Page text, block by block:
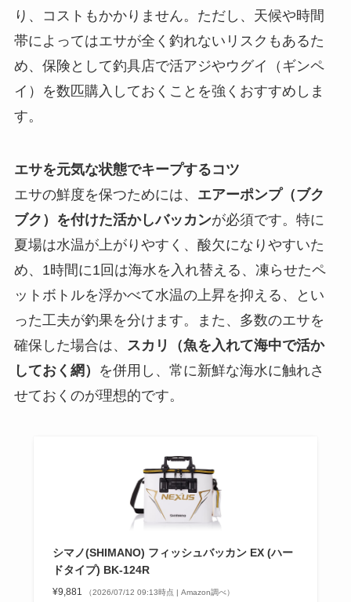
り、コストもかかりません。ただし、天候や時間
帯によってはエサが全く釣れないリスクもあるた
め、保険として釣具店で活アジやウグイ（ギンペ
イ）を数匹購入しておくことを強くおすすめしま
す。
エサを元気な状態でキープするコツ
エサの鮮度を保つためには、 エアーポンプ（ブク
ブク）を付けた活かしバッカンが必須です。特に
夏場は水温が上がりやすく、酸欠になりやすいた
め、1時間に1回は海水を入れ替える、凍らせたペ
ットボトルを浮かべて水温の上昇を抑える、とい
った工夫が釣果を分けます。また、多数のエサを
確保した場合は、 スカリ（魚を入れて海中で活か
しておく網）
を併用し、常に新鮮な海水に触れさ
せておくのが理想的です。
シマノ(SHIMANO) フィッシュバッカン EX (ハー
ドタイプ) BK-124R
¥9,881 （2026/07/12 09:13時点 | Amazon調べ）